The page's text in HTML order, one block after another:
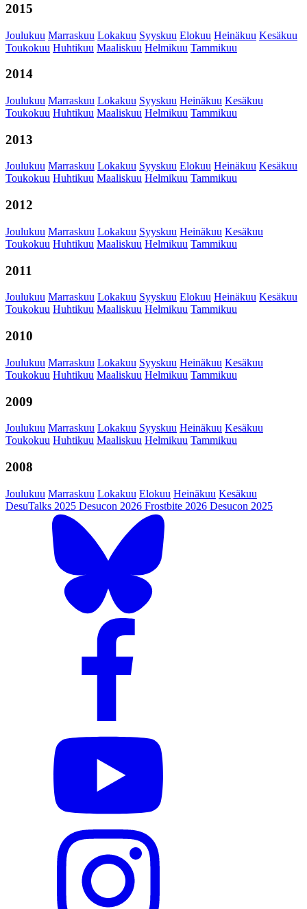
2015
Joulukuu Marraskuu Lokakuu Syyskuu Elokuu Heinäkuu Kesäkuu
Toukokuu Huhtikuu Maaliskuu Helmikuu Tammikuu
2014
Joulukuu Marraskuu Lokakuu Syyskuu Heinäkuu Kesäkuu
Toukokuu Huhtikuu Maaliskuu Helmikuu Tammikuu
2013
Joulukuu Marraskuu Lokakuu Syyskuu Elokuu Heinäkuu Kesäkuu
Toukokuu Huhtikuu Maaliskuu Helmikuu Tammikuu
2012
Joulukuu Marraskuu Lokakuu Syyskuu Heinäkuu Kesäkuu
Toukokuu Huhtikuu Maaliskuu Helmikuu Tammikuu
2011
Joulukuu Marraskuu Lokakuu Syyskuu Elokuu Heinäkuu Kesäkuu
Toukokuu Huhtikuu Maaliskuu Helmikuu Tammikuu
2010
Joulukuu Marraskuu Lokakuu Syyskuu Heinäkuu Kesäkuu
Toukokuu Huhtikuu Maaliskuu Helmikuu Tammikuu
2009
Joulukuu Marraskuu Lokakuu Syyskuu Heinäkuu Kesäkuu
Toukokuu Huhtikuu Maaliskuu Helmikuu Tammikuu
2008
Joulukuu Marraskuu Lokakuu Elokuu Heinäkuu Kesäkuu
DesuTalks 2025 Desucon 2026 Frostbite 2026 Desucon 2025